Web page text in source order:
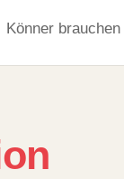
Könner